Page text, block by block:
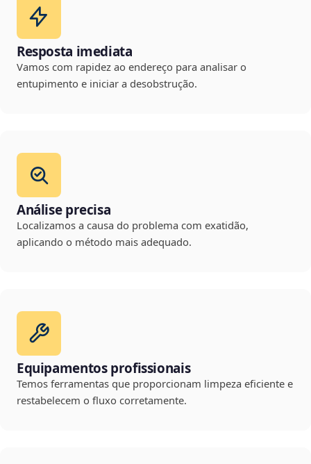
Resposta imediata
Vamos com rapidez ao endereço para analisar o
entupimento e iniciar a desobstrução.
Análise precisa
Localizamos a causa do problema com exatidão,
aplicando o método mais adequado.
Equipamentos profissionais
Temos ferramentas que proporcionam limpeza eficiente e
restabelecem o fluxo corretamente.